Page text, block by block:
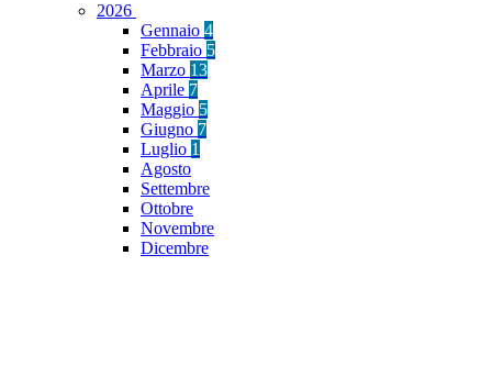
2026
Gennaio 4
Febbraio 5
Marzo 13
Aprile 7
Maggio 5
Giugno 7
Luglio 1
Agosto
Settembre
Ottobre
Novembre
Dicembre